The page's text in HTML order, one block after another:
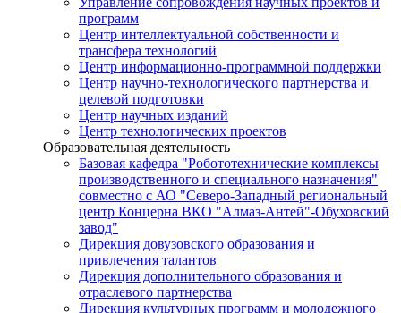
программ
Центр интеллектуальной собственности и
трансфера технологий
Центр информационно-программной поддержки
Центр научно-технологического партнерства и
целевой подготовки
Центр научных изданий
Центр технологических проектов
Образовательная деятельность
Базовая кафедра "Робототехнические комплексы
производственного и специального назначения"
совместно с АО "Северо-Западный региональный
центр Концерна ВКО "Алмаз-Антей"-Обуховский
завод"
Дирекция довузовского образования и
привлечения талантов
Дирекция дополнительного образования и
отраслевого партнерства
Дирекция культурных программ и молодежного